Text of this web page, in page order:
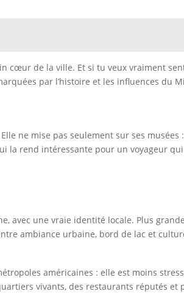
cœur de la ville. Et si tu veux vraiment
par l’histoire et les influences du
ne mise pas seulement sur ses musées
la rend intéressante pour un voyageur
avec une vraie identité locale. Plus
ambiance urbaine, bord de lac et
américaines : elle est moins
vivants, des restaurants réputés et